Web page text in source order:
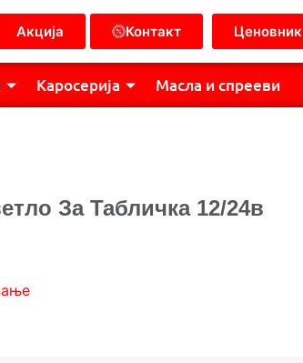
Акција Контакт Ценовник
Каросерија Масла и спрееви
За Табличка 12/24в